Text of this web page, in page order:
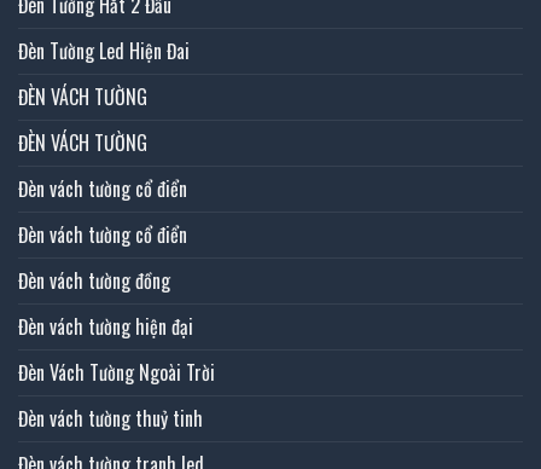
Đèn Tường Led Hiện Đai
ĐÈN VÁCH TƯỜNG
ĐÈN VÁCH TƯỜNG
Đèn vách tường cổ điển
Đèn vách tường cổ điển
Đèn vách tường đồng
Đèn vách tường hiện đại
Đèn Vách Tường Ngoài Trời
Đèn vách tường thuỷ tinh